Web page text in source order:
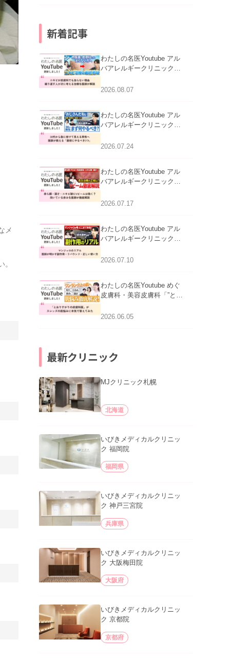
メ
新着記事
わたしの名医Youtube アル
バアレルギークリニック札
らない理由｜繰り返す人が
2026.08.07
わたしの名医Youtube アル
バアレルギークリニック札
える男性へ｜医師が教える
2026.07.24
わたしの名医Youtube アル
バアレルギークリニック札
跡にVビームは効く？向い
2026.07.17
わたしの名医Youtube アル
バアレルギークリニック札
医師が明かす副作用・リバ
2026.07.10
わたしの名医Youtube めぐ
皮膚科・美容皮膚科「”とお
ッズの肌悩みに本気で答え
2026.06.05
最新クリニック
MJクリニック札幌
北海道
いびきメディカルクリニッ
ク 福岡院
福岡県
いびきメディカルクリニッ
ク 神戸三宮院
兵庫県
いびきメディカルクリニッ
ク 大阪梅田院
大阪府
いびきメディカルクリニッ
ク 京都院
京都府